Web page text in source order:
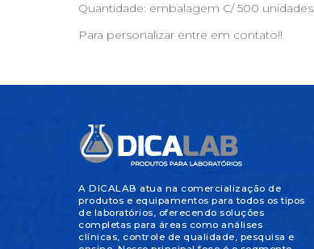
Quantidade: embalagem C/ 500 unidades
Para personalizar entre em contato!!
A DICALAB atua na comercialização de
produtos e equipamentos para todos os tipos
de laboratórios, oferecendo soluções
completas para áreas como análises
clínicas, controle de qualidade, pesquisa e